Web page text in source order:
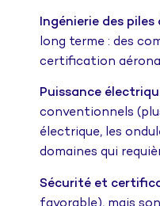
Ingénierie des
long terme : des
certification
Puissance
conventionnels
électrique, les
domaines qui
Sécurité et